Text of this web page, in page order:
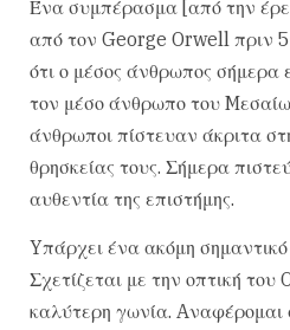
Ένα συμπέρασμα [από την
από τον George Orwell πριν
ότι ο μέσος άνθρωπος σήμερα
τον μέσο άνθρωπο του
άνθρωποι πίστευαν άκριτα
θρησκείας τους. Σήμερα
αυθεντία της επιστήμης.
Yπάρχει ένα ακόμη
Σχετίζεται με την οπτική
καλύτερη γωνία. Aναφέρομαι